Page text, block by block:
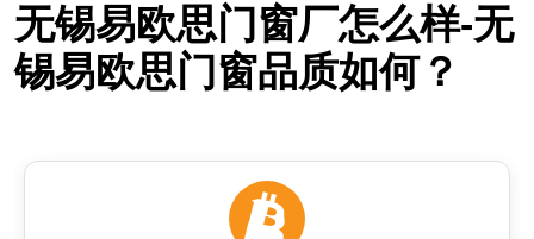
无锡易欧思门窗厂怎么样-无
锡易欧思门窗品质如何？